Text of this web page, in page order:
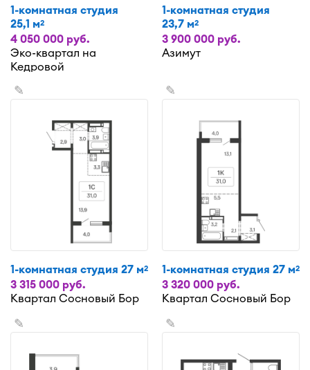
1-комнатная студия
25,1 м2
4 050 000 руб.
Эко-квартал на
Кедровой
1-комнатная студия
23,7 м2
3 900 000 руб.
Азимут
✎
1-комнатная студия 27 м2
3 315 000 руб.
Квартал Сосновый Бор
✎
1-комнатная студия 27 м2
3 320 000 руб.
Квартал Сосновый Бор
✎ ✎